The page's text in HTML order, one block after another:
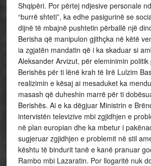
Shqipëri. Por përtej ndjesive personale
“burrë shteti”, ka edhe pasigurinë se
dijnë të mbajnë pushtetin përballë një
Berisha që manipulon gjithçka në këtë
ia zgjatën mandatin që i ka skaduar si
Aleksander Arvizut, për eleminimin
Berishës për ti lënë krah të lirë Lulzim
realizimin e kësaj ai mesaduket ka
masash që duheshin marrë për ti
Berishës. Ai e ka dëgjuar Ministrin e
intervistën televizive mbi zgjidhjen e
në plan europian dhe ka mbetur i
sugjeruar zgjidhjen e problemit në stil
kështu të bindurit tanë e kanë pranuar
Rambo mbi Lazaratin. Por llogaritë nuk